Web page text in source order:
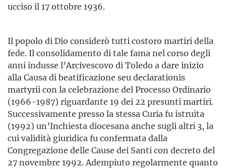
ucciso il 17 ottobre 1936.
Il popolo di Dio considerò tutti costoro martiri della
fede. Il consolidamento di tale fama nel corso degli
anni indusse l’Arcivescovo di Toledo a dare inizio
alla Causa di beatificazione seu declarationis
martyrii con la celebrazione del Processo Ordinario
(1966-1987) riguardante 19 dei 22 presunti martiri.
Successivamente presso la stessa Curia fu istruita
(1992) un’Inchiesta diocesana anche sugli altri 3, la
cui validità giuridica fu confermata dalla
Congregazione delle Cause dei Santi con decreto del
27 novembre 1992. Adempiuto regolarmente quanto